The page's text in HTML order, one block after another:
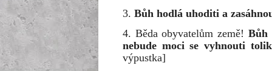
3. Bůh hodlá uhoditi a
4. Běda obyvatelům země! Bůh
nebude moci se vyhnouti
výpustka]